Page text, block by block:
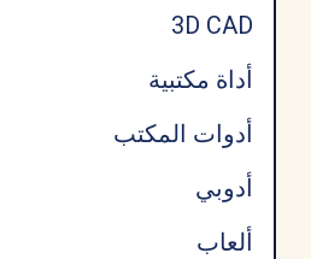
3D CAD
أداة مكتبية
أدوات المكتب
أدوبي
ألعاب